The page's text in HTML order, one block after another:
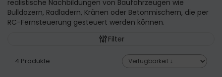
realistische Nachbildungen von Baufahrzeugen wie
Bulldozern, Radladern, Kränen oder Betonmischern, die per
RC-Fernsteuerung gesteuert werden können.
Filter
4 Produkte